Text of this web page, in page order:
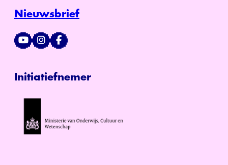
Nieuwsbrief
Initiatiefnemer